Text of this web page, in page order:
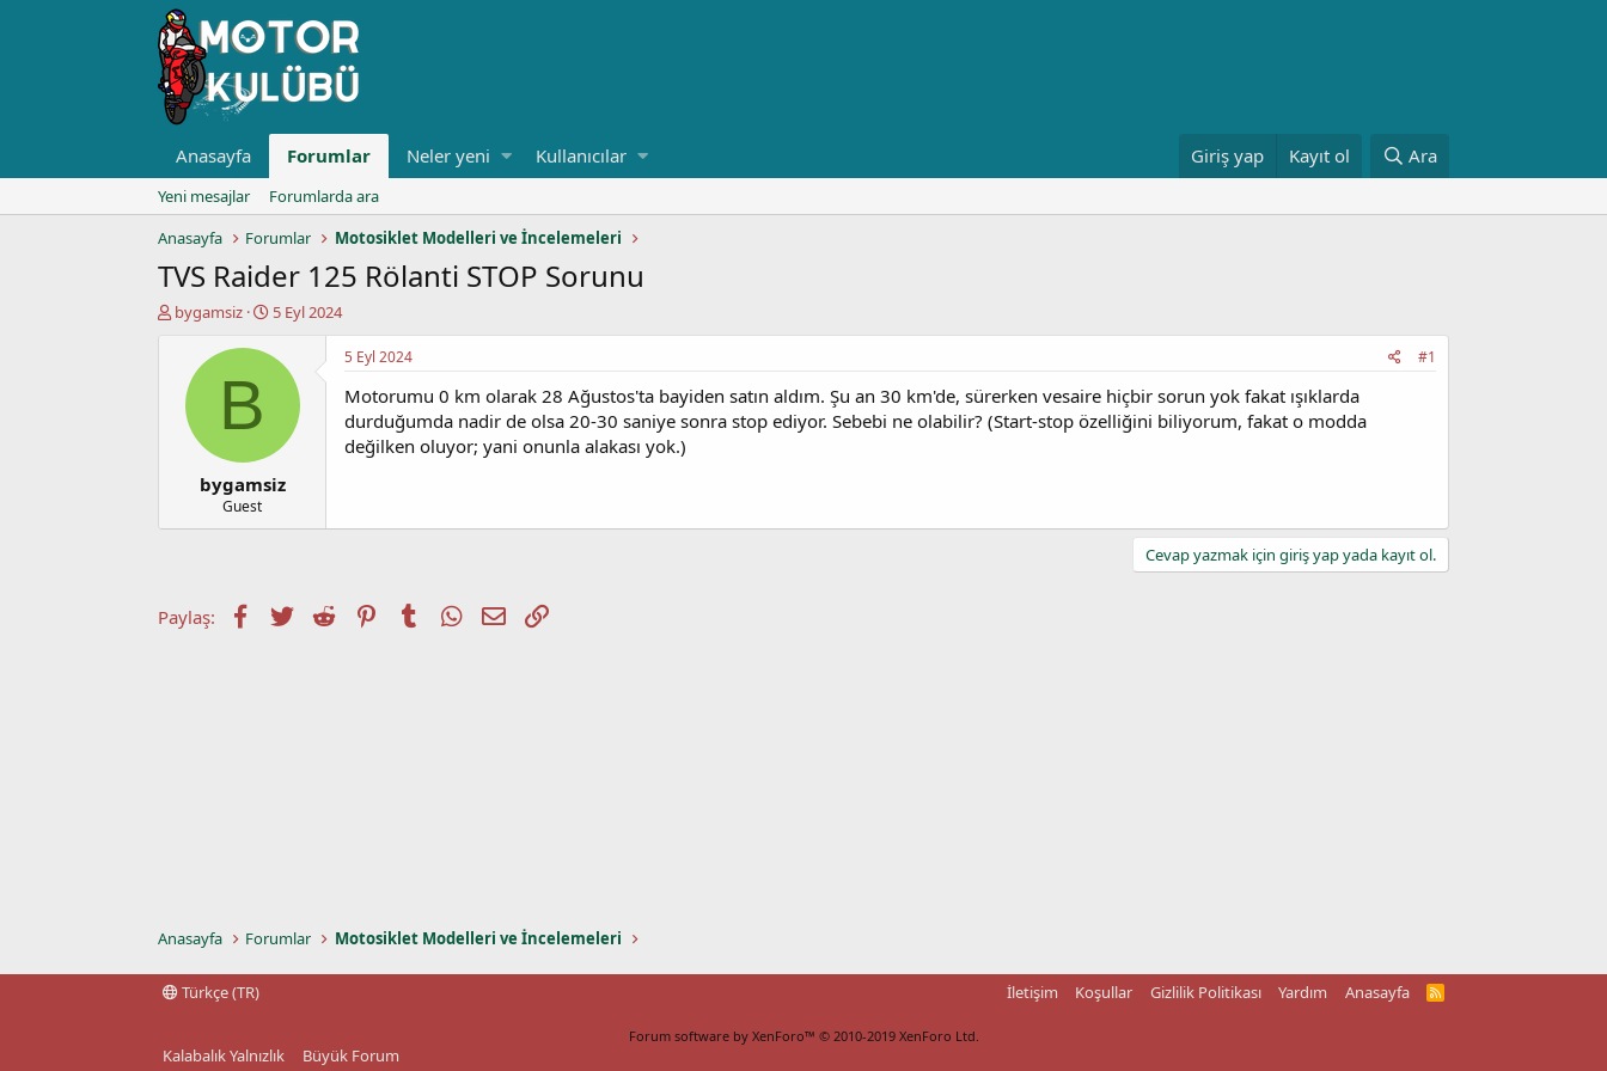
Anasayfa Forumlar Neler yeni Kullanıcılar Giriş yap Kayıt ol Ara
Yeni mesajlar
Forumlarda ara
Anasayfa
Forumlar Motosiklet Modelleri ve İncelemeleri
TVS Raider 125 Rölanti STOP Sorunu
K
a
bygamsiz
B
ş
ı
ç
a
i
5 Eyl 2024
B
bygamsiz
Guest
5 Eyl 2024 #1
Motorumu 0 km olarak 28 Ağustos'ta bayiden satın aldım. Şu an 30 km'de, sürerken vesaire hiçbir sorun yok fakat ışıklarda
durduğumda nadir de olsa 20-30 saniye sonra stop ediyor. Sebebi ne olabilir? (Start-stop özelliğini biliyorum, fakat o modda
değilken oluyor; yani onunla alakası yok.)
Cevap yazmak için giriş yap yada kayıt ol.
Paylaş: Facebook
TwitterReddit PinterestTumblrWhatsApp
E-postaLink
Anasayfa Forumlar Motosiklet Modelleri ve İncelemeleri
Türkçe (TR) İletişim Koşullar Gizlilik Politikası Yardım Anasayfa
R
Forum software by XenForo™ © 2010-2019 XenForo Ltd.
Kalabalık Yalnızlık Büyük Forum